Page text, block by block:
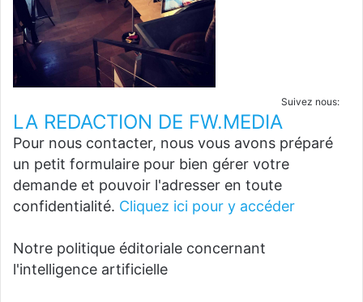
Suivez nous:
LA REDACTION DE FW.MEDIA
Pour nous contacter, nous vous avons préparé
un petit formulaire pour bien gérer votre
demande et pouvoir l'adresser en toute
confidentialité. Cliquez ici pour y accéder
Notre politique éditoriale concernant
l'intelligence artificielle